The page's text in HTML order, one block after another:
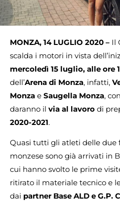
MONZA, 14 LUGLIO 2020 – Il
scalda i motori in vista
mercoledì 15 luglio, alle ore
dell’Arena di Monza, infatti,
Monza e Saugella Monza,
daranno il via al lavoro di
2020-2021.
Quasi tutti gli atleti delle due
monzese sono già arrivati in
cui hanno svolto le prime
ritirato il materiale tecnico e
dai partner Base ALD e G.P.